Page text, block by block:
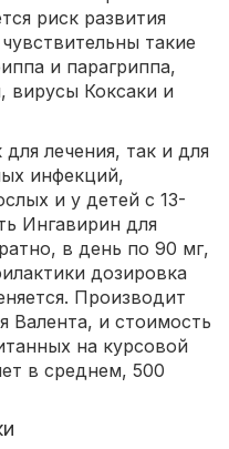
риск развития
такие
и парагриппа,
вирусы Коксаки и
лечения, так и для
инфекций,
и у детей с 13-
Ингавирин для
в день по 90 мг,
дозировка
Производит
Валента, и стоимость
на курсовой
в среднем, 500